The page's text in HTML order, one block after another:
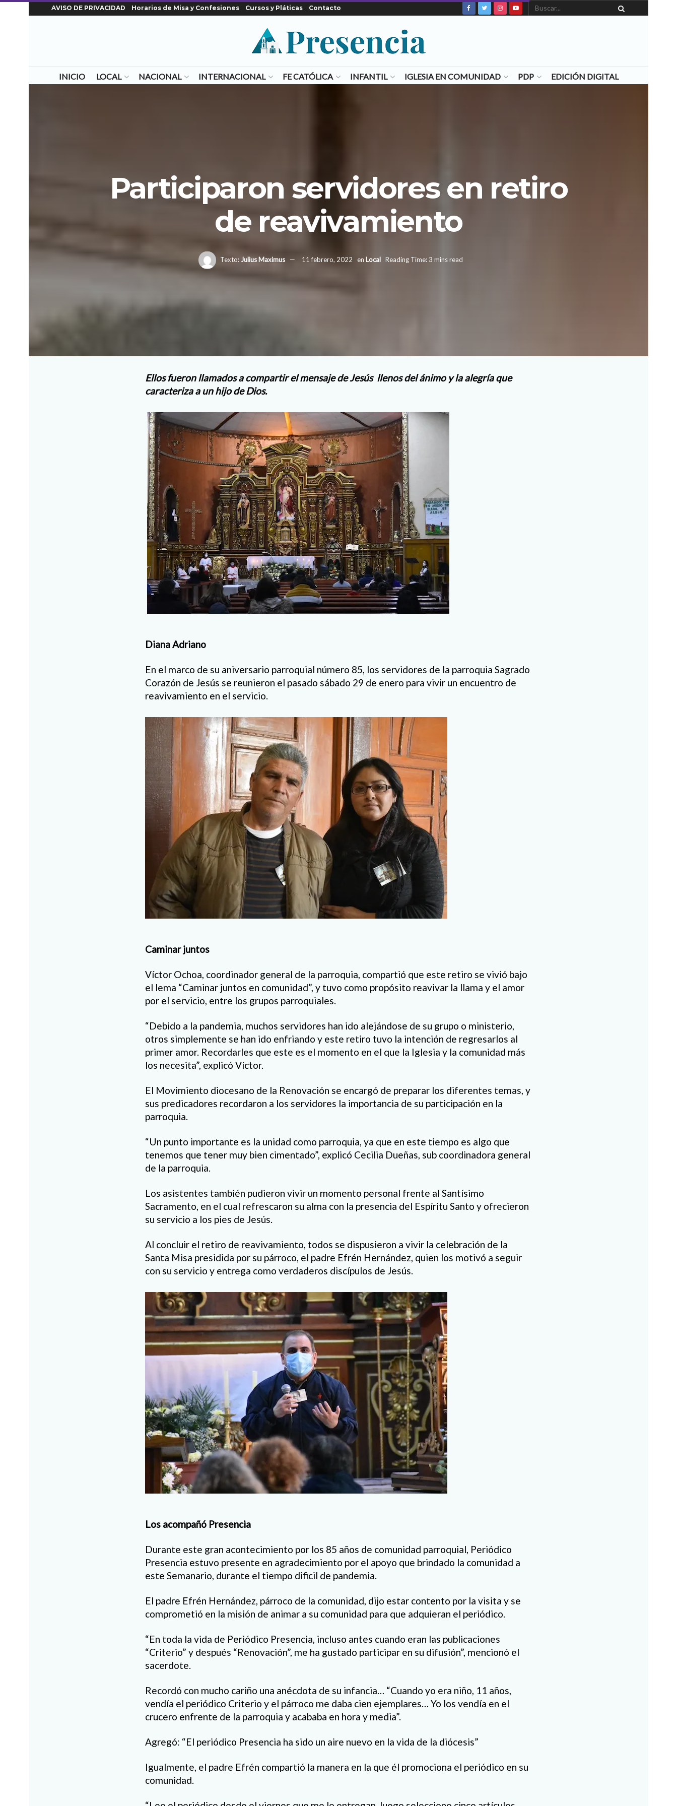
AVISO DE PRIVACIDAD Horarios de Misa y Confesiones Cursos y Pláticas Contacto
INICIO LOCAL NACIONAL INTERNACIONAL FE CATÓLICA INFANTIL IGLESIA EN COMUNIDAD PDP EDICIÓN DIGITAL
Participaron servidores en retiro
de reavivamiento
Texto: Julius Maximus 11 febrero, 2022 en Local Reading Time: 3 mins read
Ellos fueron llamados a compartir el mensaje de Jesús llenos del ánimo y la alegría que
caracteriza a un hijo de Dios.
Diana Adriano
En el marco de su aniversario parroquial número 85, los servidores de la parroquia Sagrado
Corazón de Jesús se reunieron el pasado sábado 29 de enero para vivir un encuentro de
reavivamiento en el servicio.
Caminar juntos
Víctor Ochoa, coordinador general de la parroquia, compartió que este retiro se vivió bajo
el lema “Caminar juntos en comunidad”, y tuvo como propósito reavivar la llama y el amor
por el servicio, entre los grupos parroquiales.
“Debido a la pandemia, muchos servidores han ido alejándose de su grupo o ministerio,
otros simplemente se han ido enfriando y este retiro tuvo la intención de regresarlos al
primer amor. Recordarles que este es el momento en el que la Iglesia y la comunidad más
los necesita”, explicó Víctor.
El Movimiento diocesano de la Renovación se encargó de preparar los diferentes temas, y
sus predicadores recordaron a los servidores la importancia de su participación en la
parroquia.
“Un punto importante es la unidad como parroquia, ya que en este tiempo es algo que
tenemos que tener muy bien cimentado”, explicó Cecilia Dueñas, sub coordinadora general
de la parroquia.
Los asistentes también pudieron vivir un momento personal frente al Santísimo
Sacramento, en el cual refrescaron su alma con la presencia del Espíritu Santo y ofrecieron
su servicio a los pies de Jesús.
Al concluir el retiro de reavivamiento, todos se dispusieron a vivir la celebración de la
Santa Misa presidida por su párroco, el padre Efrén Hernández, quien los motivó a seguir
con su servicio y entrega como verdaderos discípulos de Jesús.
Los acompañó Presencia
Durante este gran acontecimiento por los 85 años de comunidad parroquial, Periódico
Presencia estuvo presente en agradecimiento por el apoyo que brindado la comunidad a
este Semanario, durante el tiempo dificil de pandemia.
El padre Efrén Hernández, párroco de la comunidad, dijo estar contento por la visita y se
comprometió en la misión de animar a su comunidad para que adquieran el periódico.
“En toda la vida de Periódico Presencia, incluso antes cuando eran las publicaciones
“Criterio” y después “Renovación”, me ha gustado participar en su difusión”, mencionó el
sacerdote.
Recordó con mucho cariño una anécdota de su infancia… “Cuando yo era niño, 11 años,
vendía el periódico Criterio y el párroco me daba cien ejemplares… Yo los vendía en el
crucero enfrente de la parroquia y acababa en hora y media”.
Agregó: “El periódico Presencia ha sido un aire nuevo en la vida de la diócesis”
Igualmente, el padre Efrén compartió la manera en la que él promociona el periódico en su
comunidad.